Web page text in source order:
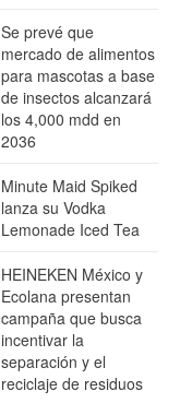
Se prevé que
mercado de alimentos
para mascotas a base
de insectos alcanzará
los 4,000 mdd en
2036
Minute Maid Spiked
lanza su Vodka
Lemonade Iced Tea
HEINEKEN México y
Ecolana presentan
campaña que busca
incentivar la
separación y el
reciclaje de residuos